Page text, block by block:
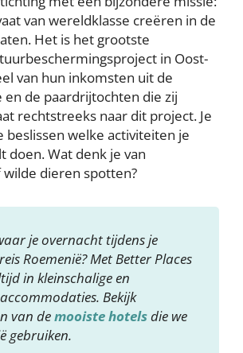
van wereldklasse creëren in de
Het is het grootste
in Oost-
van hun inkomsten uit de
de paardrijtochten die zij
rechtstreeks naar dit project. Je
beslissen welke activiteiten je
doen. Wat denk je van
dieren spotten?
je overnacht tijdens je
Roemenië? Met Better Places
in kleinschalige en
Bekijk
van demooiste hotelsdie we
gebruiken.